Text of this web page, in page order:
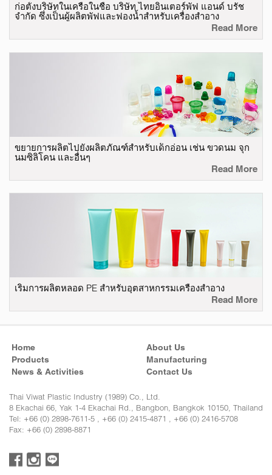
ก่อตั้งบริษัทในเครือในชื่อ บริษัท ไทยอินเตอร์พัฟ แอนด์ บรัช
จำกัด ซึ่งเป็นผู้ผลิตพัฟและฟองน้ำสำหรับเครื่องสำอาง
Read More
ขยายการผลิตไปยังผลิตภัณฑ์สำหรับเด็กอ่อน เช่น ขวดนม จุก
นมซิลิโคน และอื่นๆ
Read More
เริ่มการผลิตหลอด PE สำหรับอุตสาหกรรมเครื่องสำอาง
Read More
Home
About Us
Products
Manufacturing
News & Activities
Contact Us
Thai Viwat Plastic Industry (1989) Co., Ltd.
8 Ekachai 66, Yak 1-4 Ekachai Rd., Bangbon, Bangkok 10150, Thailand
Tel: +66 (0) 2898-7611-5 , +66 (0) 2415-4871 , +66 (0) 2416-5708
Fax: +66 (0) 2898-8871